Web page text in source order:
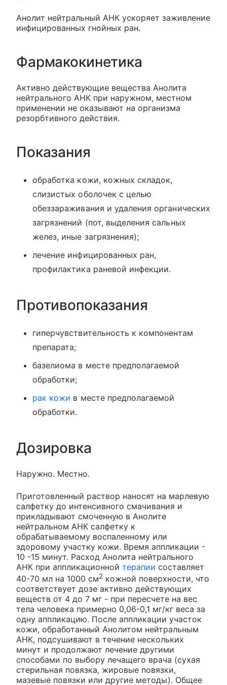
Анолит нейтральный АНК ускоряет заживление
инфицированных гнойных ран.
Фармакокинетика
Активно действующие вещества Анолита
нейтрального АНК при наружном, местном
применении не оказывают на организма
резорбтивного действия.
Показания
обработка кожи, кожных складок,
слизистых оболочек с целью
обеззараживания и удаления органических
загрязнений (пот, выделения сальных
желез, иные загрязнения);
лечение инфицированных ран,
профилактика раневой инфекции.
Противопоказания
гиперчувствительность к компонентам
препарата;
базелиома в месте предполагаемой
обработки;
рак кожи в месте предполагаемой
обработки.
Дозировка
Наружно. Местно.
Приготовленный раствор наносят на марлевую
салфетку до интенсивного смачивания и
прикладывают смоченную в Анолите
нейтральном АНК салфетку к
обрабатываемому воспаленному или
здоровому участку кожи. Время аппликации -
10 -15 минут. Расход Анолита нейтрального
АНК при аппликационной терапии составляет
40-70 мл на 1000 см2 кожной поверхности, что
соответствует дозе активно действующих
веществ от 4 до 7 мг - при пересчете на вес
тела человека примерно 0,06-0,1 мг/кг веса за
одну аппликацию. После аппликации участок
кожи, обработанный Анолитом нейтральным
АНК, подсушивают в течение нескольких
минут и продолжают лечение другими
способами по выбору лечащего врача (сухая
стерильная повязка, жировые повязки,
мазевые повязки или другие методы). Общее